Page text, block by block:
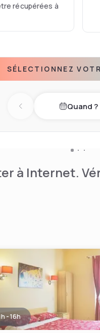
récupérées à
SÉLECTIONNEZ
Previous dayQuand ?
à Internet.
- 16h